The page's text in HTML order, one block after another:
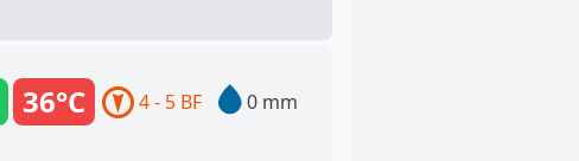
36°C 4 - 5 BF 0 mm